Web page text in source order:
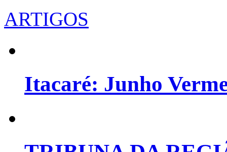
ARTIGOS
Itacaré: Junho